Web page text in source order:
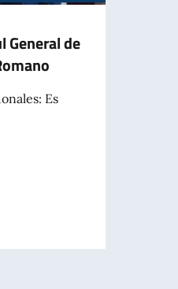
de 70 años
General de
Es
de Italia en Rosario Filippo